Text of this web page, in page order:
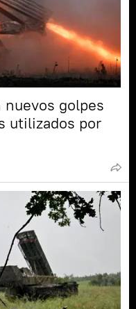
nuevos golpes
utilizados por